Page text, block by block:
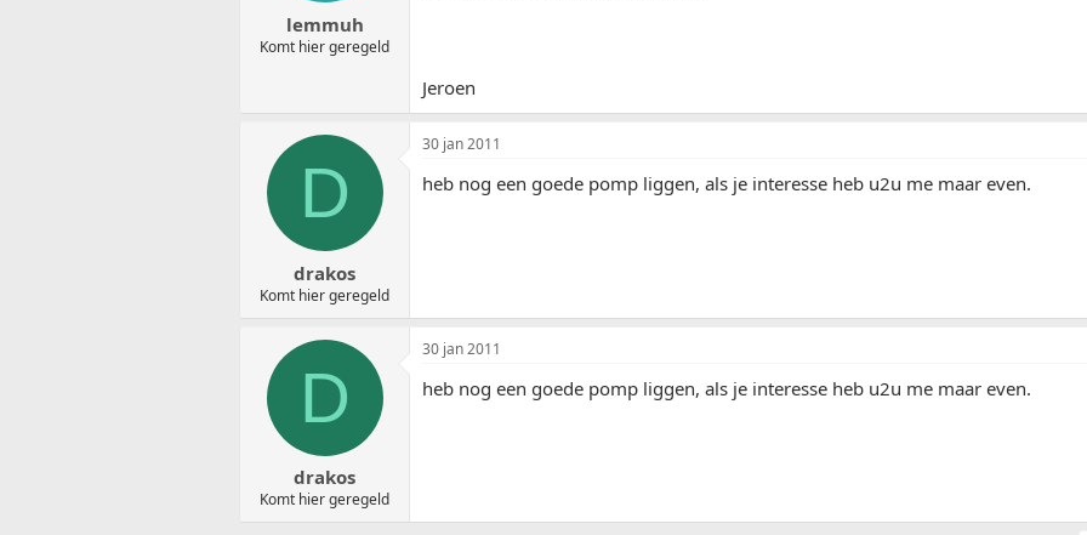
lemmuh
Komt hier geregeld
Jeroen
D
drakos
Komt hier geregeld
30 jan 2011
heb nog een goede pomp liggen, als je interesse heb u2u me maar even.
D
drakos
Komt hier geregeld
30 jan 2011
heb nog een goede pomp liggen, als je interesse heb u2u me maar even.